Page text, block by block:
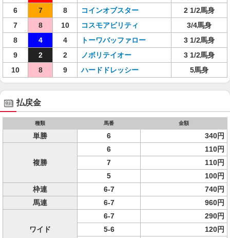
6
7 8 コインオブスター
2 1/2馬身
7
8 10 コスモアビリティ
3/4馬身
8
4 4 トーワバッファロー
3 1/2馬身
9
2 2 ノボリテイオー
3 1/2馬身
10
8 9 ハードドレッシー 5馬身
払戻金
種類 馬番 金額
単勝 6 340円
複勝
6
110円
7
110円
5
100円
枠連
6-7
740円
馬連
6-7 960円
ワイド
6-7
290円
5-6
120円